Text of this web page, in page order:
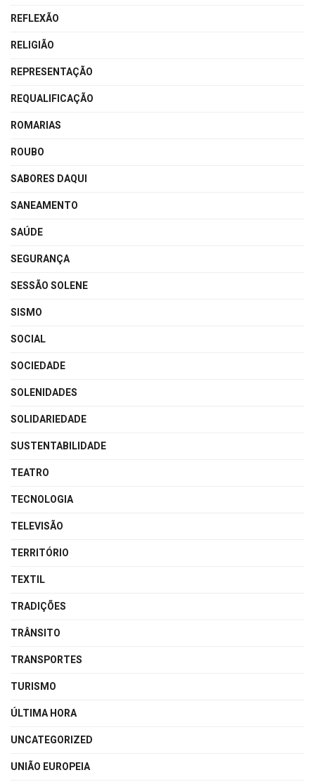
REFLEXÃO
RELIGIÃO
REPRESENTAÇÃO
REQUALIFICAÇÃO
ROMARIAS
ROUBO
SABORES DAQUI
SANEAMENTO
SAÚDE
SEGURANÇA
SESSÃO SOLENE
SISMO
SOCIAL
SOCIEDADE
SOLENIDADES
SOLIDARIEDADE
SUSTENTABILIDADE
TEATRO
TECNOLOGIA
TELEVISÃO
TERRITÓRIO
TEXTIL
TRADIÇÕES
TRÂNSITO
TRANSPORTES
TURISMO
ÚLTIMA HORA
UNCATEGORIZED
UNIÃO EUROPEIA